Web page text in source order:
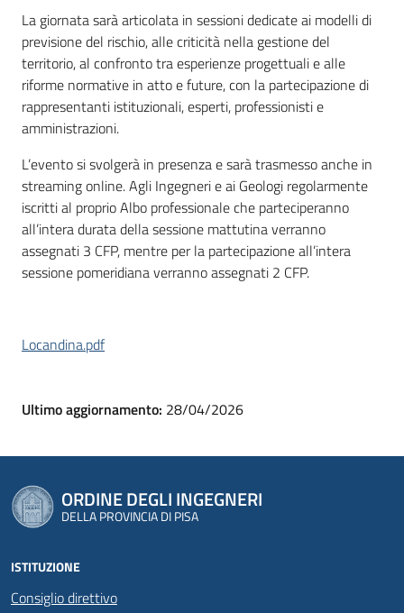
La giornata sarà articolata in sessioni dedicate ai modelli di
previsione del rischio, alle criticità nella gestione del
territorio, al confronto tra esperienze progettuali e alle
riforme normative in atto e future, con la partecipazione di
rappresentanti istituzionali, esperti, professionisti e
amministrazioni.
L’evento si svolgerà in presenza e sarà trasmesso anche in
streaming online. Agli Ingegneri e ai Geologi regolarmente
iscritti al proprio Albo professionale che parteciperanno
all’intera durata della sessione mattutina verranno
assegnati 3 CFP, mentre per la partecipazione all’intera
sessione pomeridiana verranno assegnati 2 CFP.
Locandina.pdf
Ultimo aggiornamento: 28/04/2026
ORDINE DEGLI INGEGNERI
DELLA PROVINCIA DI PISA
ISTITUZIONE
Consiglio direttivo